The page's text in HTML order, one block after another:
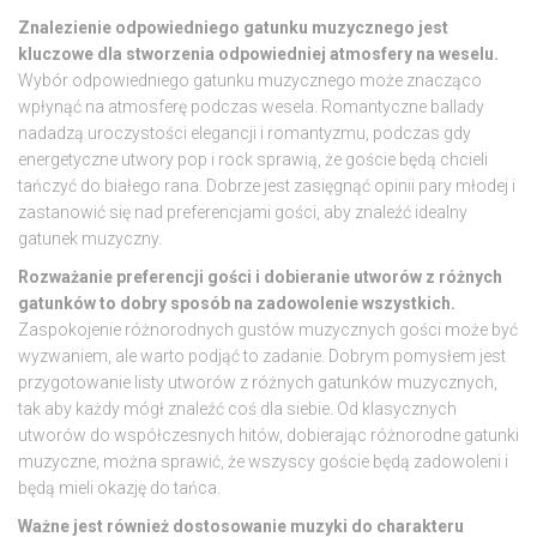
Znalezienie odpowiedniego gatunku muzycznego jest
kluczowe dla stworzenia odpowiedniej atmosfery na weselu.
Wybór odpowiedniego gatunku muzycznego może znacząco
wpłynąć na atmosferę podczas wesela. Romantyczne ballady
nadadzą uroczystości elegancji i romantyzmu, podczas gdy
energetyczne utwory pop i rock sprawią, że goście będą chcieli
tańczyć do białego rana. Dobrze jest zasięgnąć opinii pary młodej i
zastanowić się nad preferencjami gości, aby znaleźć idealny
gatunek muzyczny.
Rozważanie preferencji gości i dobieranie utworów z różnych
gatunków to dobry sposób na zadowolenie wszystkich.
Zaspokojenie różnorodnych gustów muzycznych gości może być
wyzwaniem, ale warto podjąć to zadanie. Dobrym pomysłem jest
przygotowanie listy utworów z różnych gatunków muzycznych,
tak aby każdy mógł znaleźć coś dla siebie. Od klasycznych
utworów do współczesnych hitów, dobierając różnorodne gatunki
muzyczne, można sprawić, że wszyscy goście będą zadowoleni i
będą mieli okazję do tańca.
Ważne jest również dostosowanie muzyki do charakteru